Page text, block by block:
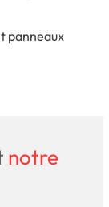
panneaux
notre